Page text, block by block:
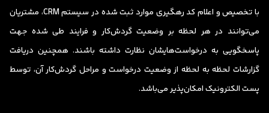
با تخصیص و اعلام کد رهگیری موارد ثبت شده در سیستم CRM، مشتریان
می‌توانند در هر لحظه بر وضعیت گردش‌کار و فرایند طی شده جهت
پاسخگویی به درخواست‌هایشان نظارت داشته باشند. همچنین دریافت
گزارشات لحظه به لحظه از وضعیت درخواست و مراحل گردش‌کار آن، توسط
پست الکترونیک امکان‌پذیر می‌باشد.